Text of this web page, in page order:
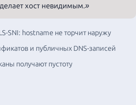
хост невидимым.»
SNI: hostname не торчит наружу
и публичных DNS-записей
получают пустоту